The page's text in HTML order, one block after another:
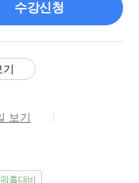
수강신청
기
보기
홀대비